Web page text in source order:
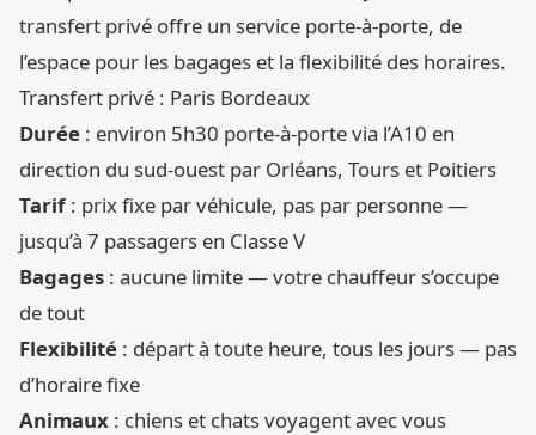
transfert privé offre un service porte-à-porte, de
l’espace pour les bagages et la flexibilité des horaires.
Transfert privé : Paris Bordeaux
Durée : environ 5h30 porte-à-porte via l’A10 en
direction du sud-ouest par Orléans, Tours et Poitiers
Tarif : prix fixe par véhicule, pas par personne —
jusqu’à 7 passagers en Classe V
Bagages : aucune limite — votre chauffeur s’occupe
de tout
Flexibilité : départ à toute heure, tous les jours — pas
d’horaire fixe
Animaux : chiens et chats voyagent avec vous